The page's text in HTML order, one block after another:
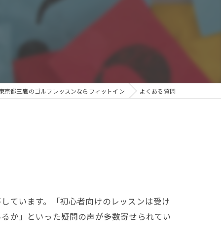
コースレッスン
京都三鷹のゴルフレッスンならフィットイン よくある質問
ています。「初心者向けのレッスンは受け
か」といった疑問の声が多数寄せられてい